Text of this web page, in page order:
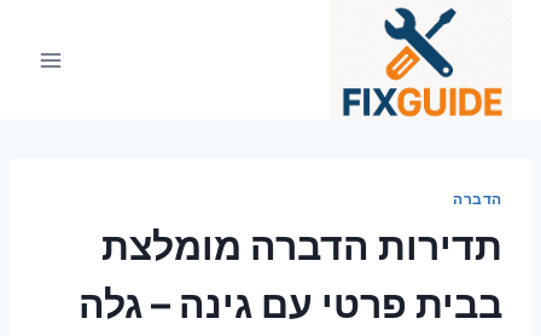
הדברה
תדירות הדברה מומלצת
בבית פרטי עם גינה – גלה